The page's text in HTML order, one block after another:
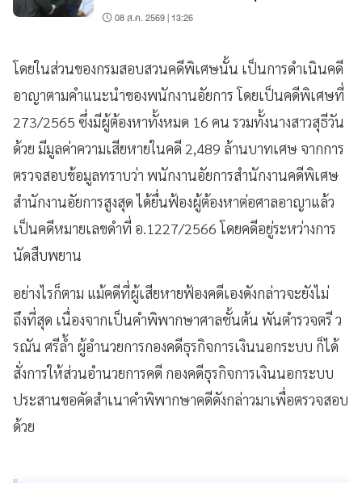
08 ส.ค. 2569 | 13:26
โดยในส่วนของกรมสอบสวนคดีพิเศษนั้น เป็นการดำเนินคดี
อาญาตามคำแนะนำของพนักงานอัยการ โดยเป็นคดีพิเศษที่
273/2565 ซึ่งมีผู้ต้องหาทั้งหมด 16 คน รวมทั้งนางสาวสุธีวัน
ด้วย มีมูลค่าความเสียหายในคดี 2,489 ล้านบาทเศษ จากการ
ตรวจสอบข้อมูลทราบว่า พนักงานอัยการสำนักงานคดีพิเศษ
สำนักงานอัยการสูงสุด ได้ยื่นฟ้องผู้ต้องหาต่อศาลอาญาแล้ว
เป็นคดีหมายเลขดำที่ อ.1227/2566 โดยคดีอยู่ระหว่างการ
นัดสืบพยาน
อย่างไรก็ตาม แม้คดีที่ผู้เสียหายฟ้องคดีเองดังกล่าวจะยังไม่
ถึงที่สุด เนื่องจากเป็นคำพิพากษาศาลชั้นต้น พันตำรวจตรี ว
รณัน ศรีล้ำ ผู้อำนวยการกองคดีธุรกิจการเงินนอกระบบ ก็ได้
สั่งการให้ส่วนอำนวยการคดี กองคดีธุรกิจการเงินนอกระบบ
ประสานขอคัดสำเนาคำพิพากษาคดีดังกล่าวมาเพื่อตรวจสอบ
ด้วย